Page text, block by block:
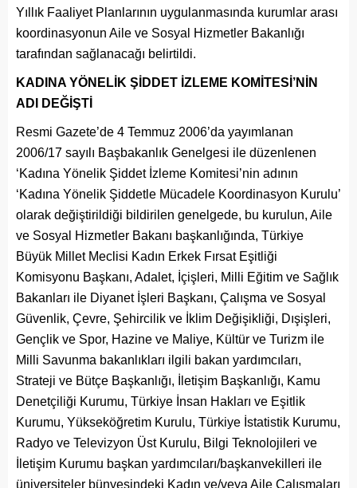
Yıllık Faaliyet Planlarının uygulanmasında kurumlar arası
koordinasyonun Aile ve Sosyal Hizmetler Bakanlığı
tarafından sağlanacağı belirtildi.
KADINA YÖNELİK ŞİDDET İZLEME KOMİTESİ’NİN
ADI DEĞİŞTİ
Resmi Gazete’de 4 Temmuz 2006’da yayımlanan
2006/17 sayılı Başbakanlık Genelgesi ile düzenlenen
‘Kadına Yönelik Şiddet İzleme Komitesi’nin adının
‘Kadına Yönelik Şiddetle Mücadele Koordinasyon Kurulu’
olarak değiştirildiği bildirilen genelgede, bu kurulun, Aile
ve Sosyal Hizmetler Bakanı başkanlığında, Türkiye
Büyük Millet Meclisi Kadın Erkek Fırsat Eşitliği
Komisyonu Başkanı, Adalet, İçişleri, Milli Eğitim ve Sağlık
Bakanları ile Diyanet İşleri Başkanı, Çalışma ve Sosyal
Güvenlik, Çevre, Şehircilik ve İklim Değişikliği, Dışişleri,
Gençlik ve Spor, Hazine ve Maliye, Kültür ve Turizm ile
Milli Savunma bakanlıkları ilgili bakan yardımcıları,
Strateji ve Bütçe Başkanlığı, İletişim Başkanlığı, Kamu
Denetçiliği Kurumu, Türkiye İnsan Hakları ve Eşitlik
Kurumu, Yükseköğretim Kurulu, Türkiye İstatistik Kurumu,
Radyo ve Televizyon Üst Kurulu, Bilgi Teknolojileri ve
İletişim Kurumu başkan yardımcıları/başkanvekilleri ile
üniversiteler bünyesindeki Kadın ve/veya Aile Çalışmaları